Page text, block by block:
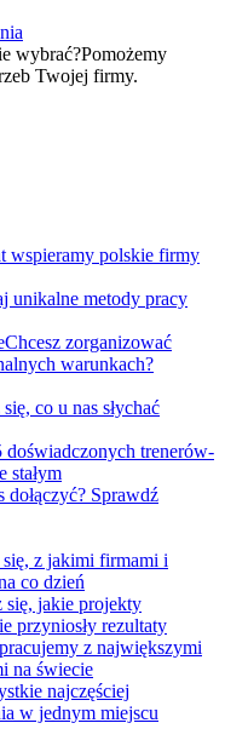
wybrać?Pomożemy
Twojej firmy.
wspieramy polskie firmy
unikalne metody pracy
Chcesz zorganizować
warunkach?
co u nas słychać
doświadczonych trenerów-
stałym
dołączyć? Sprawdź
z jakimi firmami i
co dzień
się, jakie projekty
przyniosły rezultaty
z największymi
na świecie
najczęściej
w jednym miejscu